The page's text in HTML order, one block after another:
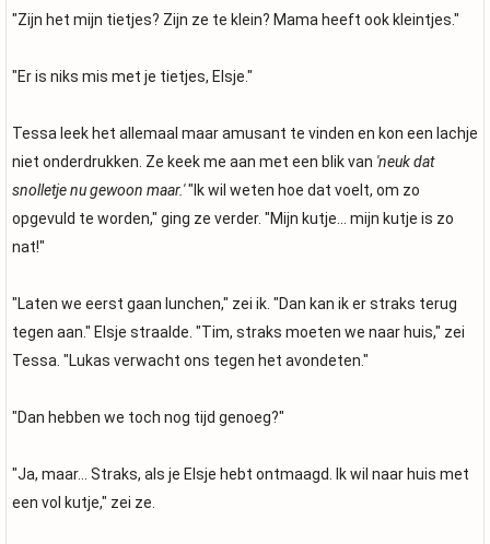
"Zijn het mijn tietjes? Zijn ze te klein? Mama heeft ook kleintjes."
"Er is niks mis met je tietjes, Elsje."
Tessa leek het allemaal maar amusant te vinden en kon een lachje
niet onderdrukken. Ze keek me aan met een blik van 'neuk dat
snolletje nu gewoon maar.'"Ik wil weten hoe dat voelt, om zo
opgevuld te worden," ging ze verder. "Mijn kutje... mijn kutje is zo
nat!"
"Laten we eerst gaan lunchen," zei ik. "Dan kan ik er straks terug
tegen aan." Elsje straalde. "Tim, straks moeten we naar huis," zei
Tessa. "Lukas verwacht ons tegen het avondeten."
"Dan hebben we toch nog tijd genoeg?"
"Ja, maar... Straks, als je Elsje hebt ontmaagd. Ik wil naar huis met
een vol kutje," zei ze.